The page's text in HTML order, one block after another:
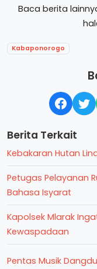
Baca berita
Kabaponorogo
Berita Terkait
Kebakaran Hutan
Petugas Pelayanan
Bahasa Isyarat
Kapolsek Mlarak
Kewaspadaan
Pentas Musik